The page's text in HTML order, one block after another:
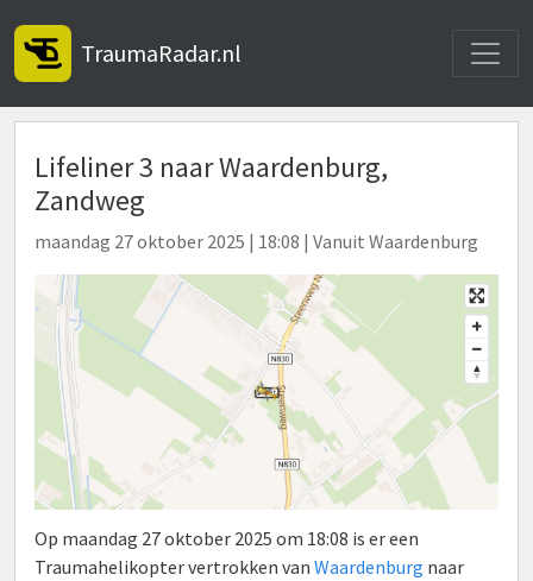
TraumaRadar.nl
Lifeliner 3 naar Waardenburg,
Zandweg
maandag 27 oktober 2025 | 18:08 | Vanuit Waardenburg
Op maandag 27 oktober 2025 om 18:08 is er een
Traumahelikopter vertrokken van Waardenburg naar